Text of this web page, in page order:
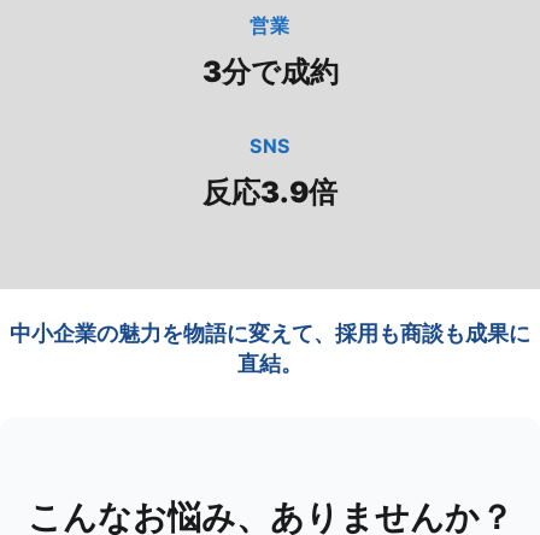
営業
3分で成約
SNS
反応3.9倍
中小企業の魅力を物語に変えて、採用も商談も成果に
直結。
こんなお悩み、ありませんか？